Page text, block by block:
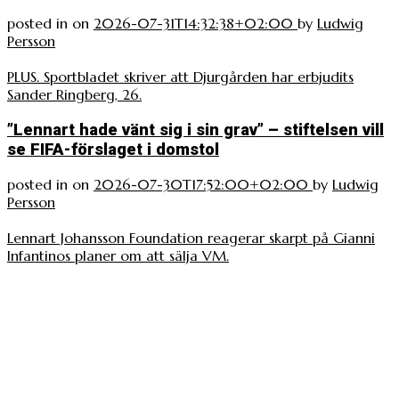
posted in on 2026-07-31T14:32:38+02:00 by Ludwig
Persson
PLUS. Sportbladet skriver att Djurgården har erbjudits
Sander Ringberg, 26.
”Lennart hade vänt sig i sin grav” – stiftelsen vill
se FIFA-förslaget i domstol
posted in on 2026-07-30T17:52:00+02:00 by Ludwig
Persson
Lennart Johansson Foundation reagerar skarpt på Gianni
Infantinos planer om att sälja VM.